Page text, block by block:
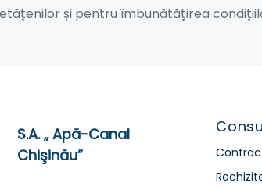
și pentru îmbunătățirea
S.A. „ Apă-Canal
Chişinău”